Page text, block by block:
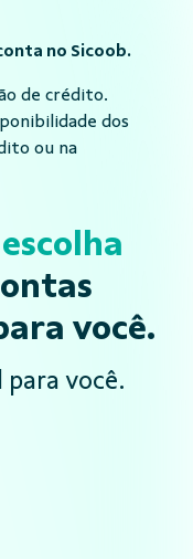
no Sicoob.
de crédito.
dos
ou na
você.
para você.